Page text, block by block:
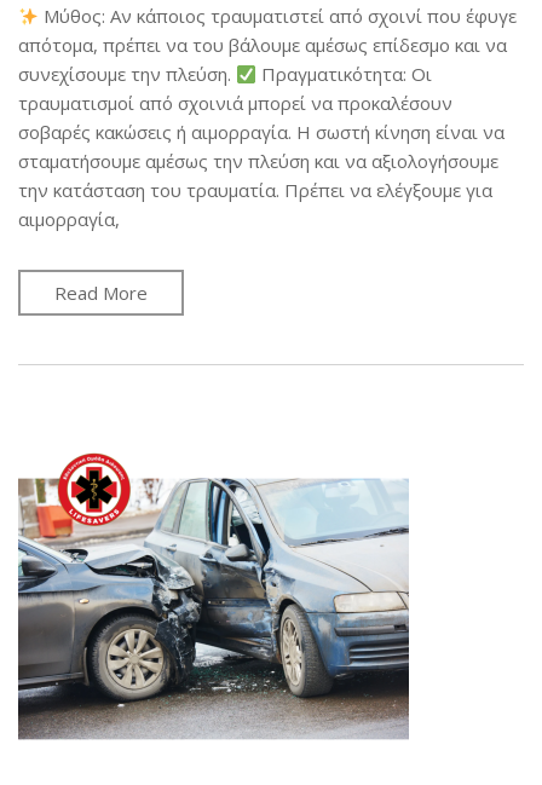
Μύθος: Αν κάποιος τραυματιστεί από σχοινί που έφυγε
απότομα, πρέπει να του βάλουμε αμέσως επίδεσμο και να
συνεχίσουμε την πλεύση.
Πραγματικότητα: Οι
τραυματισμοί από σχοινιά μπορεί να προκαλέσουν
σοβαρές κακώσεις ή αιμορραγία. Η σωστή κίνηση είναι να
σταματήσουμε αμέσως την πλεύση και να αξιολογήσουμε
την κατάσταση του τραυματία. Πρέπει να ελέγξουμε για
αιμορραγία,
Read More